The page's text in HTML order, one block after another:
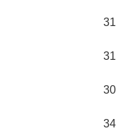
31
31
30
34